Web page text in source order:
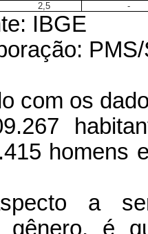
2,5 -
IBGE
com os
homens
a
gênero, é